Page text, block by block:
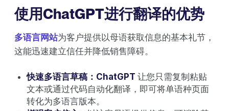
使用ChatGPT进行翻译的优势
多语言网站为客户提供以母语获取信息的基本礼节，
这能迅速建立信任并降低销售障碍。
快速多语言草稿：ChatGPT 让您只需复制粘贴
文本或通过代码自动化翻译，即可将单语种页面
转化为多语言版本。